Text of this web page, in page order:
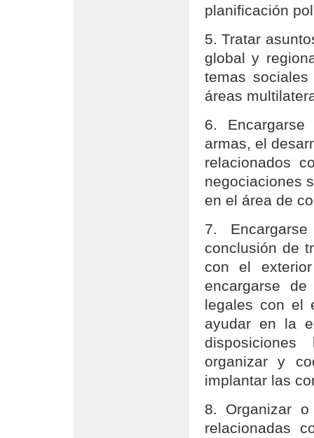
planificación
5. Tratar
global y
temas
áreas
6.
armas, el
relacionados
negociaciones
en el área de
7.
conclusión de
con el
encargarse
legales con el
ayudar en la
organizar y
implantar las
8. Organizar
relacionadas